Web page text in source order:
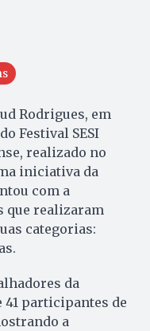
Rodrigues, em
Festival SESI
realizado no
iniciativa da
com a
que realizaram
categorias:
da
participantes de
a